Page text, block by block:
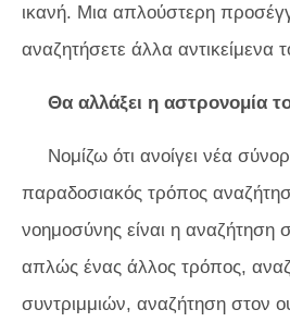
ικανή. Μια απλούστερη
αναζητήσετε άλλα αντικείμενα
Θα αλλάξει η αστρονομία
Νομίζω ότι ανοίγει νέα
παραδοσιακός τρόπος
νοημοσύνης είναι η αναζήτηση
απλώς ένας άλλος τρόπος,
συντριμμιών, αναζήτηση στον